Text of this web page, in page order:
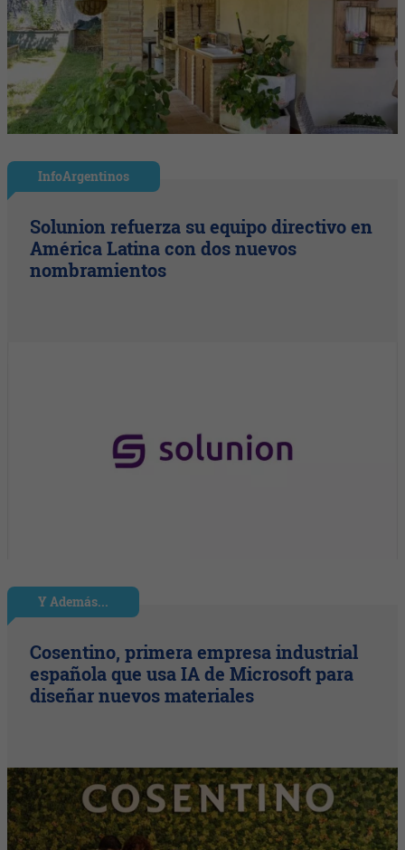
InfoArgentinos
Solunion refuerza su equipo directivo en
América Latina con dos nuevos
nombramientos
Y Además...
Cosentino, primera empresa industrial
española que usa IA de Microsoft para
diseñar nuevos materiales